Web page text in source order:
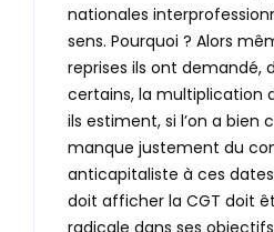
nationales
sens. Pourquoi ? Alors
reprises ils ont demandé,
certains, la multiplication
ils estiment, si l’on a bien
manque justement du
anticapitaliste à ces
doit afficher la CGT doit
radicale dans ses objectifs